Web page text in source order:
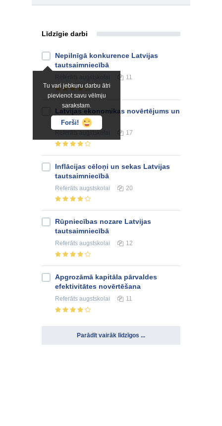
Līdzīgie darbi
Tu vari jebkuru darbu ātri
pievienot savu vēlmju
sarakstam.
Forši!
Nepilnīgā konkurence Latvijas
tautsaimniecībā
11
Latvijas ekonomikas novērtējums un
perspektīvas
17
Inflācijas cēloņi un sekas Latvijas
tautsaimniecībā
Referāts augstskolai 20
Rūpniecības nozare Latvijas
tautsaimniecībā
Referāts augstskolai 12
Apgrozāmā kapitāla pārvaldes
efektivitātes novērtēšana
Referāts augstskolai 11
Parādīt vairāk līdzīgos ...